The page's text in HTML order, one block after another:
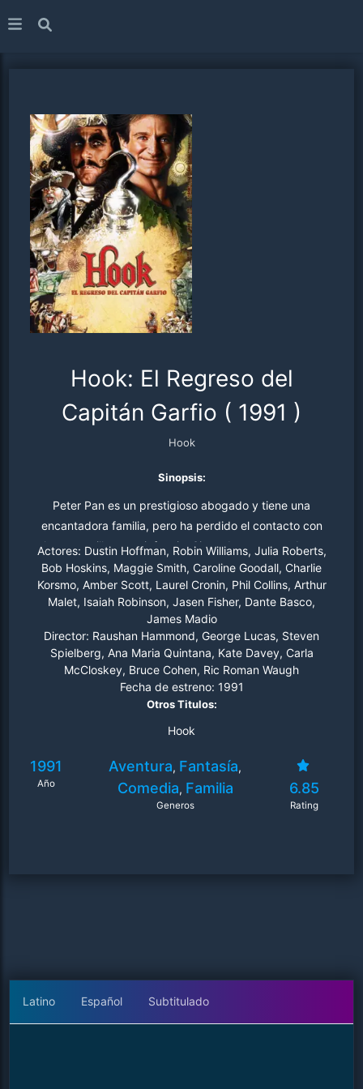
Hook: El Regreso del
Capitán Garfio ( 1991 )
Hook
Sinopsis:
Peter Pan es un prestigioso abogado y tiene una
encantadora familia, pero ha perdido el contacto con
algo maravilloso: su infancia. Sin embargo, cuando sus
hijos son secuestrados por su antiguo enemigo, el
Capitán Garfio, y llevados al País de Nunca Jamás,
también él tendrá que viajar a ese reino encantado,
donde, con la ayuda de Campanilla, podrá recuperar no
sólo a sus hijos, sino también al niño que un día fue.
Actores: Dustin Hoffman, Robin Williams, Julia Roberts,
Bob Hoskins, Maggie Smith, Caroline Goodall, Charlie
Korsmo, Amber Scott, Laurel Cronin, Phil Collins, Arthur
Malet, Isaiah Robinson, Jasen Fisher, Dante Basco,
James Madio
Director: Raushan Hammond, George Lucas, Steven
Spielberg, Ana Maria Quintana, Kate Davey, Carla
McCloskey, Bruce Cohen, Ric Roman Waugh
Fecha de estreno: 1991
Otros Titulos:
Hook
1991
Año
Aventura, Fantasía,
Comedia, Familia
Generos
6.85
Rating
Latino Español Subtitulado